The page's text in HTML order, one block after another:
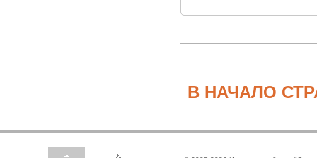
В НАЧАЛО